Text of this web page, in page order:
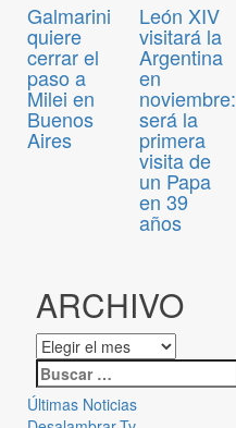
Galmarini
quiere
cerrar el
paso a
Milei en
Buenos
Aires
León XIV
visitará la
Argentina
en
noviembre:
será la
primera
visita de
un Papa
en 39
años
ARCHIVO
Últimas Noticias